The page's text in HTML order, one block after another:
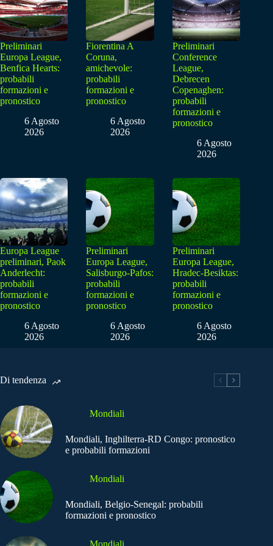
Preliminari
Europa League,
Benfica Hearts:
probabili
formazioni e
pronostico
6 Agosto
2026
Fiorentina A
Coruna,
amichevole:
probabili
formazioni e
pronostico
6 Agosto
2026
Preliminari
Conference
League,
Debrecen
Copenaghen:
probabili
formazioni e
pronostico
6 Agosto
2026
Europa League
preliminari, Paok
Anderlecht:
probabili
formazioni e
pronostico
6 Agosto
2026
Preliminari
Europa League,
Salisburgo-Pafos:
probabili
formazioni e
pronostico
6 Agosto
2026
Preliminari
Europa League,
Hradec-Besiktas:
probabili
formazioni e
pronostico
6 Agosto
2026
Di tendenza
Mondiali
Mondiali, Inghilterra-RD Congo: pronostico
e probabili formazioni
Mondiali
Mondiali, Belgio-Senegal: probabili
formazioni e pronostico
Mondiali